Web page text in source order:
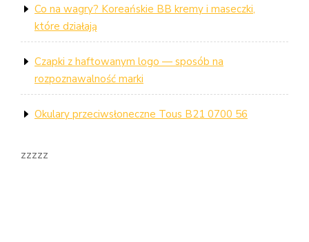
Co na wagry? Koreańskie BB kremy i maseczki,
które działają
Czapki z haftowanym logo — sposób na
rozpoznawalność marki
Okulary przeciwsłoneczne Tous B21 0700 56
zzzzz